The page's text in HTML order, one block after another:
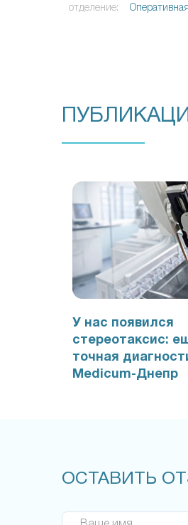
отделение:
У нас появился
стереотаксис:
точная
Medicum-Днепр
ОСТАВИТЬ